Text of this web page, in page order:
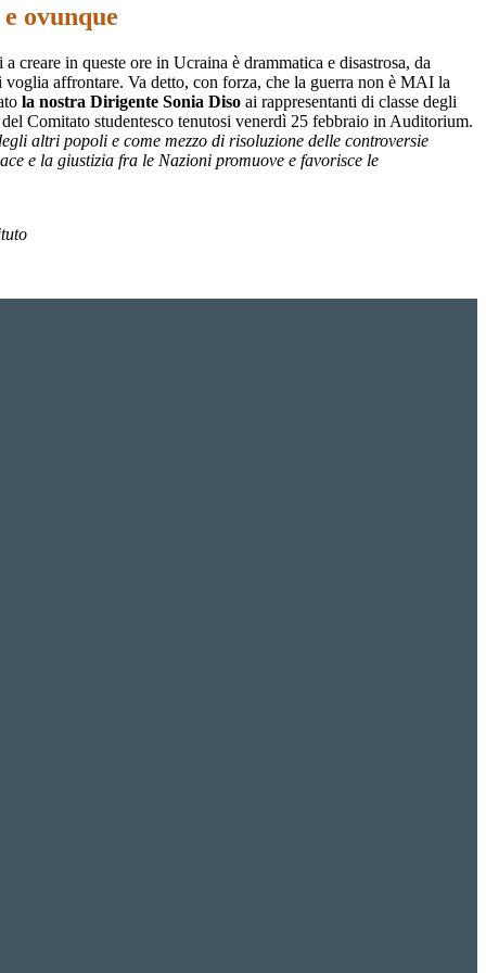
ovunque
creare in queste ore in Ucraina è drammatica e disastrosa, da
voglia affrontare. Va detto, con forza, che la guerra non è MAI la
la nostra Dirigente Sonia Diso ai rappresentanti di classe degli
Comitato studentesco tenutosi venerdì 25 febbraio in Auditorium.
altri popoli e come mezzo di risoluzione delle controversie
e la giustizia fra le Nazioni promuove e favorisce le